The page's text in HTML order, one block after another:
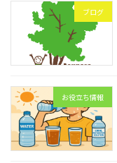
ブログ
お役立ち情報